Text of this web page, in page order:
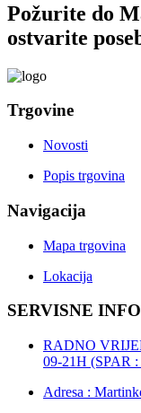
Požurite do
ostvarite
Trgovine
Novosti
Popis trgovina
Navigacija
Mapa trgovina
Lokacija
SERVISNE
RADNO
09-21H (SPAR
Adresa :